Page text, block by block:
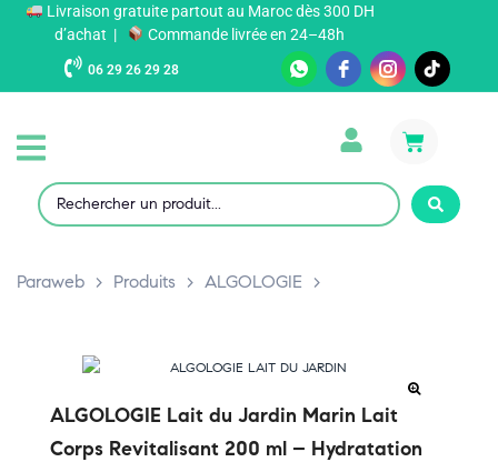
Livraison gratuite partout au Maroc dès 300 DH
d’achat |
Commande livrée en 24–48h
06 29 26 29 28
Paraweb > Produits > ALGOLOGIE >
ALGOLOGIE Lait du Jardin Marin Lait
Corps Revitalisant 200 ml – Hydratation